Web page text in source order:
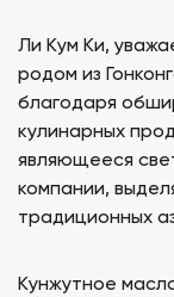
Ли Кум Ки,
родом из
благодаря
кулинарных
являющееся
компании,
традиционных
Кунжутное